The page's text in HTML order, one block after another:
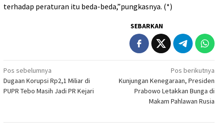
terhadap peraturan itu beda-beda,”pungkasnya. (*)
SEBARKAN
Navigasi
pos
Pos sebelumnya
Dugaan Korupsi Rp2,1 Miliar di
PUPR Tebo Masih Jadi PR Kejari
Pos berikutnya
Kunjungan Kenegaraan, Presiden
Prabowo Letakkan Bunga di
Makam Pahlawan Rusia